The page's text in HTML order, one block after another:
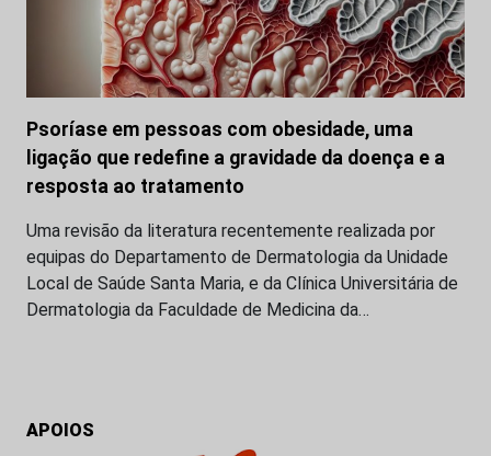
Psoríase em pessoas com obesidade, uma
ligação que redefine a gravidade da doença e a
resposta ao tratamento
Uma revisão da literatura recentemente realizada por
equipas do Departamento de Dermatologia da Unidade
Local de Saúde Santa Maria, e da Clínica Universitária de
Dermatologia da Faculdade de Medicina da…
APOIOS